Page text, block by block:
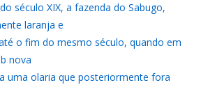
século XIX, a fazenda do Sabugo,
laranja e
o fim do mesmo século, quando em
nova
uma olaria que posteriormente fora